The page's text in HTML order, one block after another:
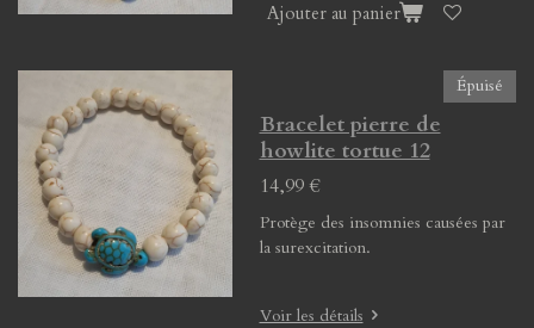
Ajouter au panier
Épuisé
Bracelet pierre de
howlite tortue 12
14,99 €
Protège des insomnies causées par
la surexcitation.
Voir les détails